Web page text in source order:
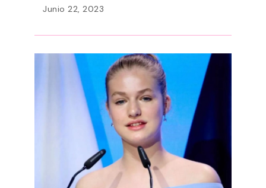
Junio 22, 2023